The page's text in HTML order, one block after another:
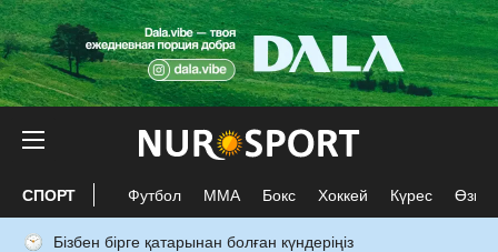
СПОРТ Футбол ММА Бокс Хоккей Күрес Өзге
Бізбен бірге қатарынан болған күндеріңіз